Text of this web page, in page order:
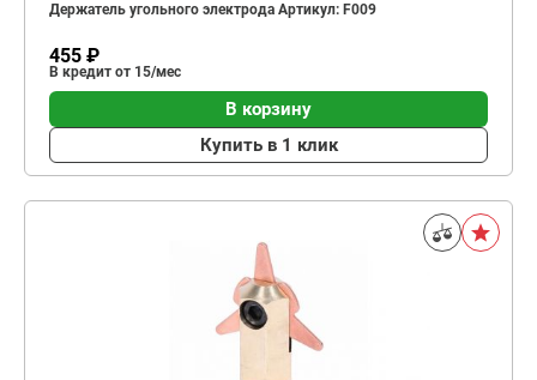
Держатель угольного электрода Артикул: F009
455 ₽
В кредит от 15/мес
В корзину
Купить в 1 клик